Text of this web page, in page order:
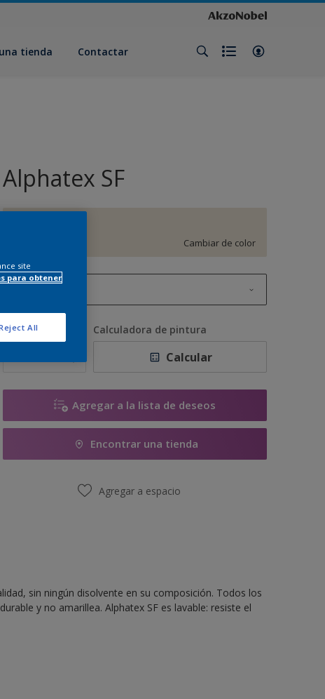
tienda Contactar
Alphatex SF
Cambiar de color
1 litros
1 L
5 L
10 litros
Cantidad Calculadora de pintura
Calcular
Agregar a la lista de deseos
Encontrar una tienda
Agregar a espacio
sin ningún disolvente en su composición. Todos los
y no amarillea. Alphatex SF es lavable: resiste el
site
para obtener
All